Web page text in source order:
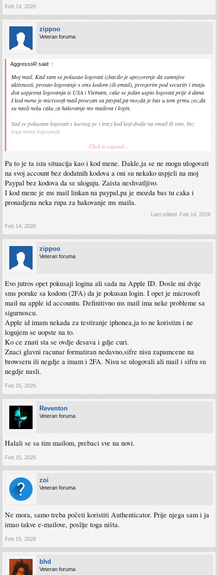
Feb 14, 2026
zippoo
Veteran foruma
AggressoR said: ↑
Moj mail. Kad sam se pokusao logovati izbacilo je upozorenje da sumnjive
aktivnosti, prosao logovanje s sms kodom (ili email), provjerim pod security i imaju
dva uspjesna logovanja is USA i Vietnam, cake se jedan uspio logovati prije 4 dana.
I kod mene je microsoft mail povezan sa paypal,pa mozda je bas u tom grmu zec,da
su nasli neku caku za hakovanje ms mailova i login.
Sad se pokusam logovati s kucnog pc i trazi kod koji dodje na email ili sms, bez
toga nema logovanja.
Stvarno ne shvatam kako se loguju, a meni trazi te kodove.
Click to expand...
Pa to je ta ista situacija kao i kod mene. Dakle,ja se ne mogu ulogovati
na svoj account bez dodatnih kodova a oni su nekako uspjeli na moj
Paypal bez kodova da se uloguju. Zaista neshvatljivo.
I kod mene je ms mail linkan na paypal,pa je mozda bas tu caka i
pronadjena neka rupa za hakovanje ms maila.
Last edited: Feb 14, 2026
Feb 14, 2026
zippoo
Veteran foruma
Evo jutros opet pokusaji logina ali sada na Apple ID. Dosle mi dvije
sms poruke sa kodom (2FA) da je pokusan login. I opet je microsoft
mail na apple id accountu. Definitivno ms mail ima neke probleme sa
sigurnoscu.
Apple id imam nekada za testiranje iphonea,ja to ne koristim i ne
logujem se uopste na to.
Ko ce znati sta se ovdje desava i gdje curi.
Znaci glavni racunar formatiran nedavno,sifre nisu zapamcene na
browseru ili negdje a imam i 2FA. Nisu se ulogovali ali mail i sifru su
negdje nasli.
Feb 15, 2026
Reventon
Veteran foruma
Halali se sa tim mailom, prebaci sve na novi.
Feb 15, 2026
zoi
Veteran foruma
Ne mora, samo treba početi koristiti Authenticator. Prije njega sam i ja
imao takve e-mailove, poslije toga ništa.
Feb 15, 2026
bhd
Veteran foruma